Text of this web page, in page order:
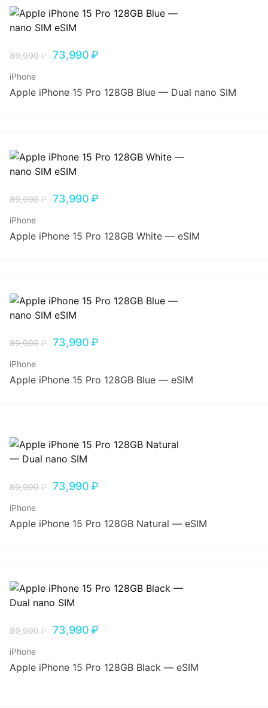
89,990₽ 73,990₽
iPhone
Apple iPhone 15 Pro 128GB Blue — Dual nano SIM
89,990₽ 73,990₽
iPhone
Apple iPhone 15 Pro 128GB White — eSIM
89,990₽ 73,990₽
iPhone
Apple iPhone 15 Pro 128GB Blue — eSIM
89,990₽ 73,990₽
iPhone
Apple iPhone 15 Pro 128GB Natural — eSIM
89,990₽ 73,990₽
iPhone
Apple iPhone 15 Pro 128GB Black — eSIM